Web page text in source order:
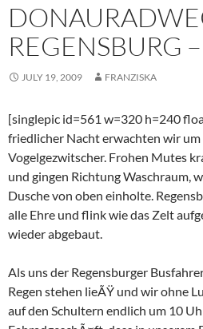
REGENSBURG
JULY 19, 2009 FRANZISKA
[singlepic id=561 w=320 h=240
friedlicher Nacht erwachten wir
Vogelgezwitscher. Frohen Mutes
und gingen Richtung Waschraum,
Dusche von oben einholte.
alle Ehre und flink wie das Zelt
wieder abgebaut.
Als uns der Regensburger
Regen stehen lieÃŸ und wir ohne
auf den Schultern endlich um 10